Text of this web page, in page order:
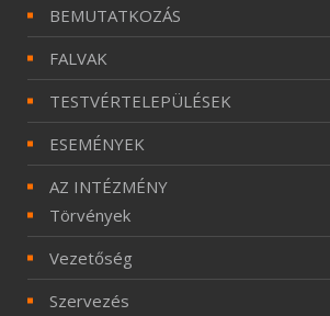
BEMUTATKOZÁS
FALVAK
TESTVÉRTELEPÜLÉSEK
ESEMÉNYEK
AZ INTÉZMÉNY
Törvények
Vezetőség
Szervezés